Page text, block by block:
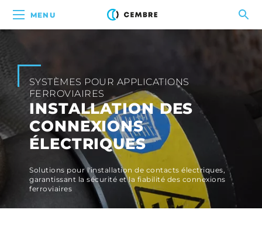
MENU
SYSTÈMES POUR APPLICATIONS
FERROVIAIRES
INSTALLATION DES
CONNEXIONS
ÉLECTRIQUES
Solutions pour l'installation de contacts électriques,
garantissant la sécurité et la fiabilité des connexions
ferroviaires